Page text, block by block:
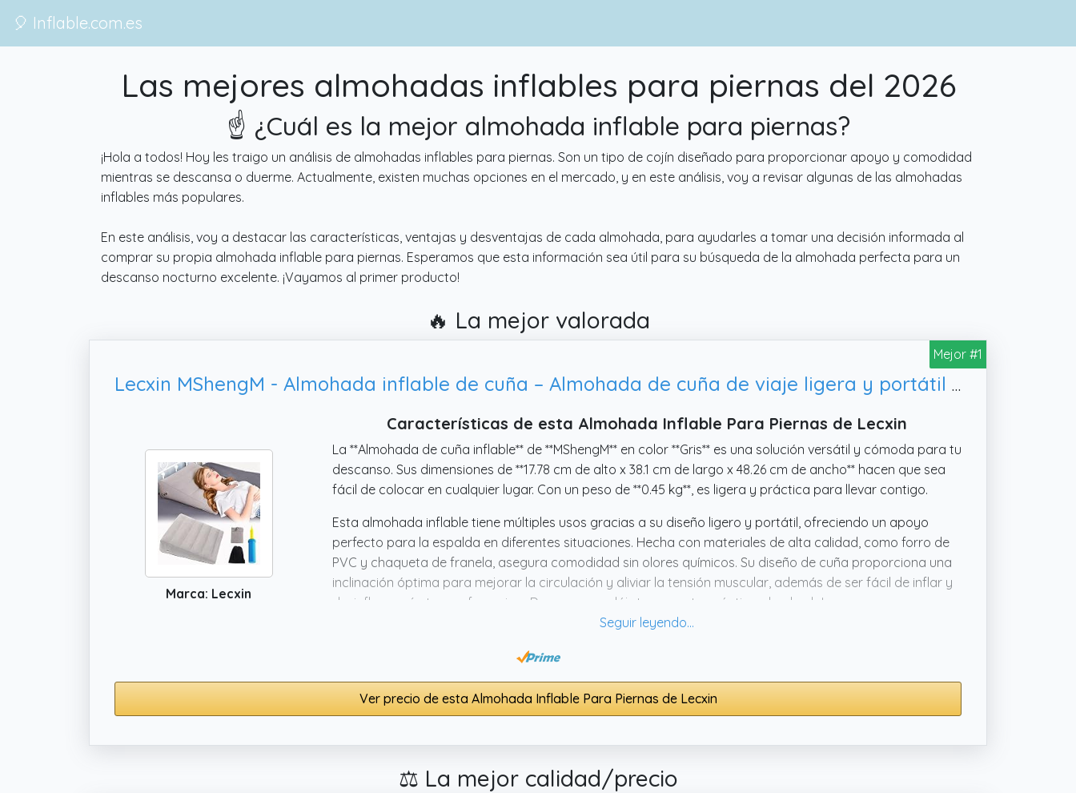
🎈 Inflable.com.es
Las mejores almohadas inflables para piernas del 2026
☝️ ¿Cuál es la mejor almohada inflable para piernas?
¡Hola a todos! Hoy les traigo un análisis de almohadas inflables para piernas. Son un tipo de cojín diseñado para proporcionar apoyo y comodidad
mientras se descansa o duerme. Actualmente, existen muchas opciones en el mercado, y en este análisis, voy a revisar algunas de las almohadas
inflables más populares.
En este análisis, voy a destacar las características, ventajas y desventajas de cada almohada, para ayudarles a tomar una decisión informada al
comprar su propia almohada inflable para piernas. Esperamos que esta información sea útil para su búsqueda de la almohada perfecta para un
descanso nocturno excelente. ¡Vayamos al primer producto!
🔥 La mejor valorada
Mejor #1
Lecxin MShengM - Almohada inflable de cuña – Almohada de cuña de viaje ligera y portátil para dormir, almohada de cuña
Marca: Lecxin
Características de esta Almohada Inflable Para Piernas de Lecxin
La **Almohada de cuña inflable** de **MShengM** en color **Gris** es una solución versátil y cómoda para tu
descanso. Sus dimensiones de **17.78 cm de alto x 38.1 cm de largo x 48.26 cm de ancho** hacen que sea
fácil de colocar en cualquier lugar. Con un peso de **0.45 kg**, es ligera y práctica para llevar contigo.
Esta almohada inflable tiene múltiples usos gracias a su diseño ligero y portátil, ofreciendo un apoyo
perfecto para la espalda en diferentes situaciones. Hecha con materiales de alta calidad, como forro de
PVC y chaqueta de franela, asegura comodidad sin olores químicos. Su diseño de cuña proporciona una
inclinación óptima para mejorar la circulación y aliviar la tensión muscular, además de ser fácil de inflar y
desinflar según tus preferencias. ¡Descansa y relájate con esta práctica almohada!
Ver precio de esta Almohada Inflable Para Piernas de Lecxin
⚖️ La mejor calidad/precio